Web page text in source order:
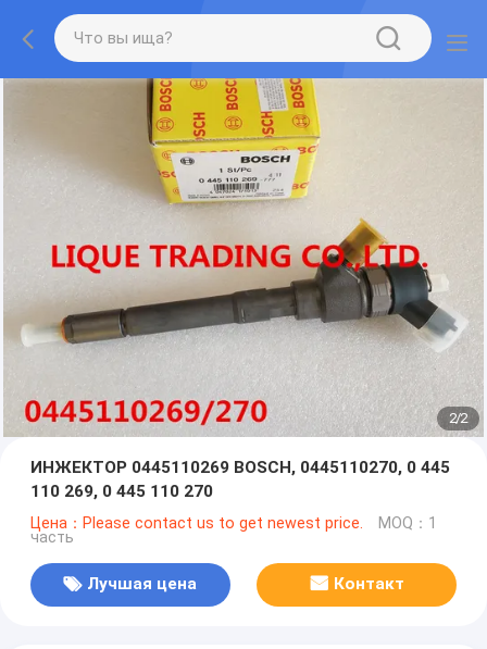
2/2
ИНЖЕКТОР 0445110269 BOSCH, 0445110270, 0 445
110 269, 0 445 110 270
Цена：Please contact us to get newest price. MOQ：1
часть
Лучшая цена Контакт